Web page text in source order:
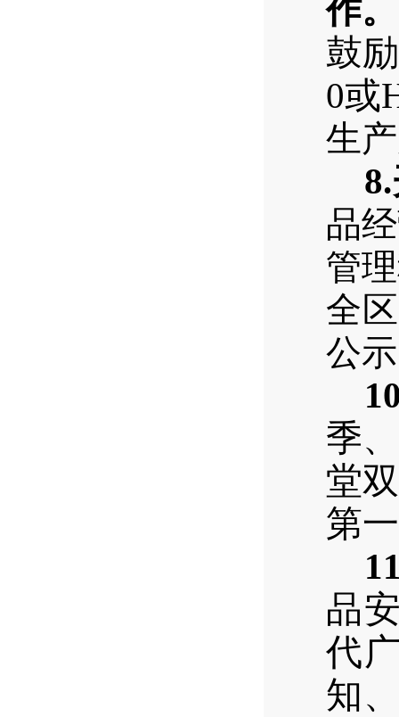
作。
鼓励
0或
生
8.
品
管
全
公
季
堂
第
品
代
知